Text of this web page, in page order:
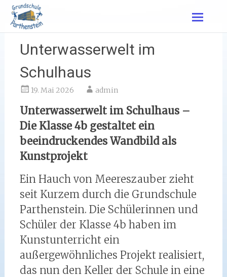
Zum
Inhalt
springen
Unterwasserwelt im
Schulhaus
19. Mai 2026 admin
Unterwasserwelt im Schulhaus –
Die Klasse 4b gestaltet ein
beeindruckendes Wandbild als
Kunstprojekt
Ein Hauch von Meereszauber zieht
seit Kurzem durch die Grundschule
Parthenstein. Die Schülerinnen und
Schüler der Klasse 4b haben im
Kunstunterricht ein
außergewöhnliches Projekt realisiert,
das nun den Keller der Schule in eine